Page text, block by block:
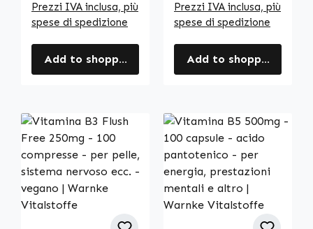
Prezzi IVA inclusa, più
spese di spedizione
Add to shopping cart
Prezzi IVA inclusa, più
spese di spedizione
Add to shopping cart